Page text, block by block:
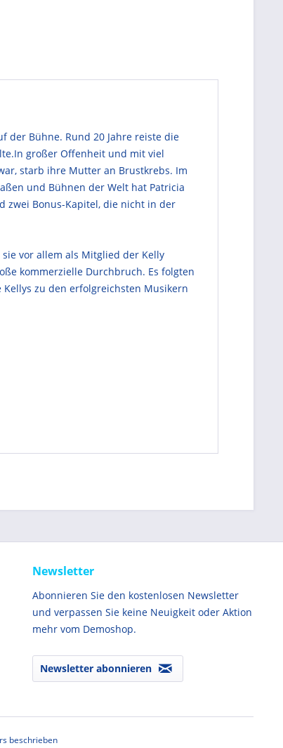
der Bühne. Rund 20 Jahre reiste die
großer Offenheit und mit viel
starb ihre Mutter an Brustkrebs. Im
und Bühnen der Welt hat Patricia
zwei Bonus-Kapitel, die nicht in der
vor allem als Mitglied der Kelly
kommerzielle Durchbruch. Es folgten
zu den erfolgreichsten Musikern
Newsletter
Abonnieren Sie den kostenlosen Newsletter
und verpassen Sie keine Neuigkeit oder Aktion
mehr vom Demoshop.
Newsletter abonnieren
beschrieben